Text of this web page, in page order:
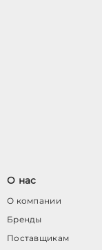
О нас
О компании
Бренды
Поставщикам